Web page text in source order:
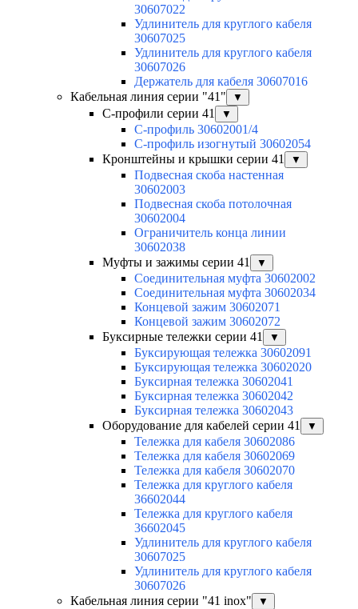
30607022
Удлинитель для круглого кабеля
30607025
Удлинитель для круглого кабеля
30607026
Держатель для кабеля 30607016
Кабельная линия серии "41"
▼
С-профили серии 41 ▼
С-профиль 30602001/4
С-профиль изогнутый 30602054
Кронштейны и крышки серии 41
▼
Подвесная скоба настенная
30602003
Подвесная скоба потолочная
30602004
Ограничитель конца линии
30602038
Муфты и зажимы серии 41
▼
Соединительная муфта 30602002
Соединительная муфта 30602034
Концевой зажим 30602071
Концевой зажим 30602072
Буксирные тележки серии 41
▼
Буксирующая тележка 30602091
Буксирующая тележка 30602020
Буксирная тележка 30602041
Буксирная тележка 30602042
Буксирная тележка 30602043
Оборудование для кабелей серии 41
▼
Тележка для кабеля 30602086
Тележка для кабеля 30602069
Тележка для кабеля 30602070
Тележка для круглого кабеля
36602044
Тележка для круглого кабеля
36602045
Удлинитель для круглого кабеля
30607025
Удлинитель для круглого кабеля
30607026
Кабельная линия серии "41 inox"
▼